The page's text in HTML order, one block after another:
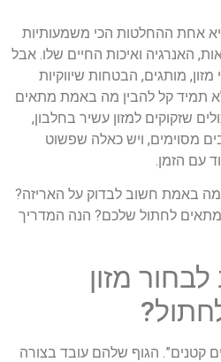
אחת ההחלטות הכי משמעותיות
האנרגיה ואיכות החיים שלו. אבל
מותגים, הבטחות שיווקיות
לא תמיד קל להבין מה באמת מתאים
שזקוקים למזון עשיר בחלבון,
מסוימים, ויש כאלה שפשוט
עם הזמן.
מה באמת חשוב לבדוק על האריזה?
מתאים לחתול שלכם? הנה המדריך
מזון
קטנים”. הגוף שלהם עובד בצורה